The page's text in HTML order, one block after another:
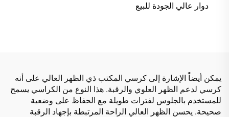
دوار عالي الجودة للبيع
يمكن أيضاً الإشارة إلى كرسي المكتب ذي الظهر العالي على أنه
كرسي لدعم الظهر العلوي والرقبة. هذا النوع من الكراسي يسمح
للمستخدم بالجلوس لفترات طويلة مع الحفاظ على وضعية
صحيحة. يحسن الظهر العالي الراحة المرتبطة بإجهاد الرقبة